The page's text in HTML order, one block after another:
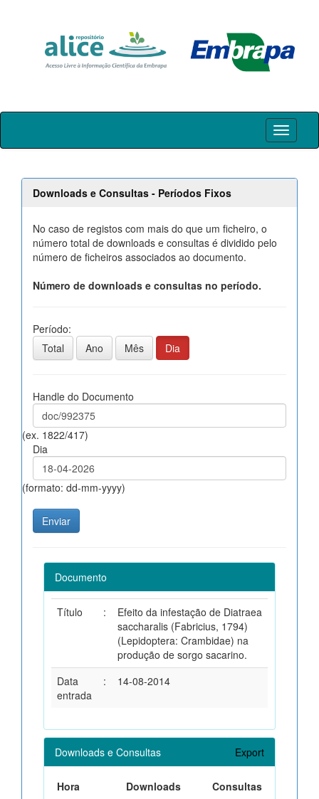
Skip
Downloads e Consultas - Períodos Fixos
No caso de registos com mais do que um ficheiro, o
número total de downloads e consultas é dividido pelo
número de ficheiros associados ao documento.
Número de downloads e consultas no período.
Período:
Total
Ano Mês Dia
Handle do Documento
(ex. 1822/417)
Dia
(formato: dd-mm-yyyy)
Documento
Título :
Efeito da infestação de Diatraea
saccharalis (Fabricius, 1794)
(Lepidoptera: Crambidae) na
produção de sorgo sacarino.
Data
entrada
: 14-08-2014
Downloads e Consultas Export
Hora Downloads
Consultas